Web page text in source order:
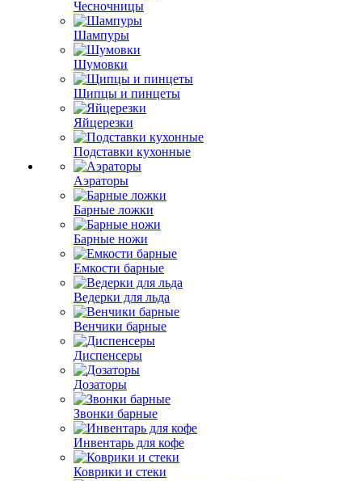
Чесночницы
Шампуры
Шумовки
Щипцы и пинцеты
Яйцерезки
Подставки кухонные
Аэраторы
Барные ложки
Барные ножи
Емкости барные
Ведерки для льда
Венчики барные
Диспенсеры
Дозаторы
Звонки барные
Инвентарь для кофе
Коврики и стеки